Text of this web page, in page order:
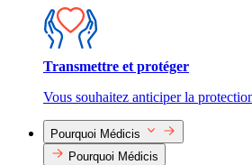
Transmettre et protéger
Vous souhaitez anticiper la
Pourquoi Médicis
Pourquoi Médicis